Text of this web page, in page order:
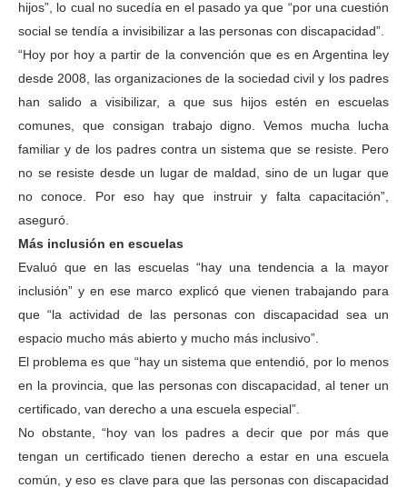
hijos”, lo cual no sucedía en el pasado ya que “por una cuestión
social se tendía a invisibilizar a las personas con discapacidad”.
“Hoy por hoy a partir de la convención que es en Argentina ley
desde 2008, las organizaciones de la sociedad civil y los padres
han salido a visibilizar, a que sus hijos estén en escuelas
comunes, que consigan trabajo digno. Vemos mucha lucha
familiar y de los padres contra un sistema que se resiste. Pero
no se resiste desde un lugar de maldad, sino de un lugar que
no conoce. Por eso hay que instruir y falta capacitación”,
aseguró.
Más inclusión en escuelas
Evaluó que en las escuelas “hay una tendencia a la mayor
inclusión” y en ese marco explicó que vienen trabajando para
que “la actividad de las personas con discapacidad sea un
espacio mucho más abierto y mucho más inclusivo”.
El problema es que “hay un sistema que entendió, por lo menos
en la provincia, que las personas con discapacidad, al tener un
certificado, van derecho a una escuela especial”.
No obstante, “hoy van los padres a decir que por más que
tengan un certificado tienen derecho a estar en una escuela
común, y eso es clave para que las personas con discapacidad